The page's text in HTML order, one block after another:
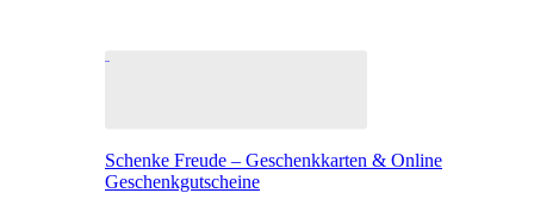
Schenke Freude – Geschenkkarten & Online
Geschenkgutscheine